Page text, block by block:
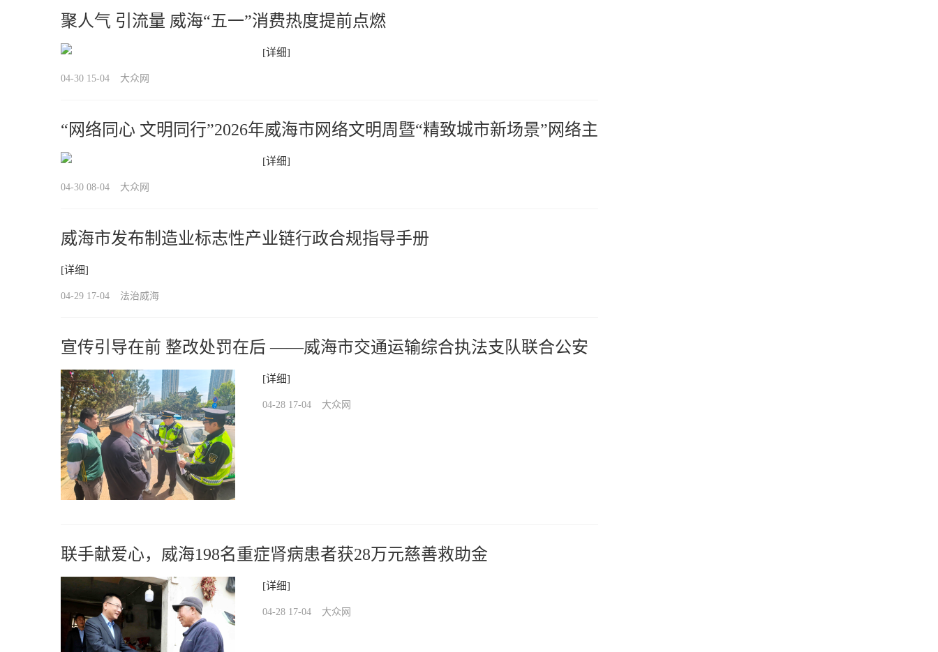
聚人气 引流量 威海“五一”消费热度提前点燃
[详细]
04-30 15-04 大众网
“网络同心 文明同行”2026年威海市网络文明周暨“精致城市新场景”网络主
题宣传活动启动
[详细]
04-30 08-04 大众网
威海市发布制造业标志性产业链行政合规指导手册
[详细]
04-29 17-04 法治威海
宣传引导在前 整改处罚在后 ——威海市交通运输综合执法支队联合公安
交管部门开展环海路租赁车辆说理式执法宣传
[详细]
04-28 17-04 大众网
联手献爱心，威海198名重症肾病患者获28万元慈善救助金
[详细]
04-28 17-04 大众网